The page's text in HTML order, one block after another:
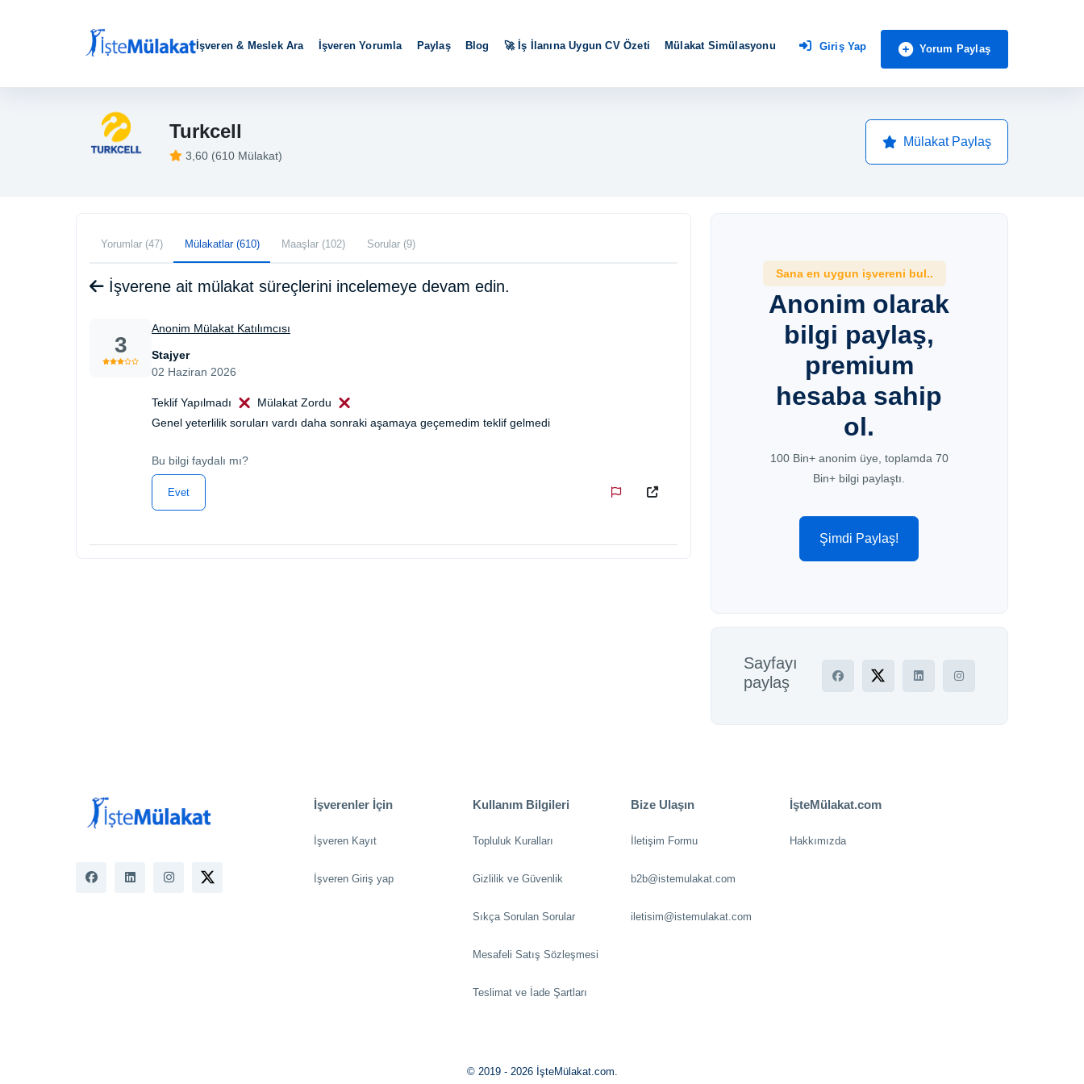
İşveren & Meslek Ara İşveren Yorumla Paylaş Blog 🚀 İş İlanına Uygun CV Özeti Mülakat Simülasyonu Giriş Yap Yorum Paylaş
Turkcell
3,60 (610 Mülakat)
Mülakat Paylaş
Yorumlar (47) Mülakatlar (610) Maaşlar (102) Sorular (9)
İşverene ait mülakat süreçlerini incelemeye devam edin.
3
Anonim Mülakat Katılımcısı
Stajyer
02 Haziran 2026
Teklif Yapılmadı
Mülakat Zordu
Genel yeterlilik soruları vardı daha sonraki aşamaya geçemedim teklif gelmedi
Bu bilgi faydalı mı?
Evet
Sana en uygun işvereni bul..
Anonim olarak
bilgi paylaş,
premium
hesaba sahip
ol.
100 Bin+ anonim üye, toplamda 70
Bin+ bilgi paylaştı.
Şimdi Paylaş!
Sayfayı
paylaş
İşverenler İçin
İşveren Kayıt
İşveren Giriş yap
Kullanım Bilgileri
Topluluk Kuralları
Gizlilik ve Güvenlik
Sıkça Sorulan Sorular
Mesafeli Satış Sözleşmesi
Teslimat ve İade Şartları
Bize Ulaşın
İletişim Formu
b2b@istemulakat.com
iletisim@istemulakat.com
İşteMülakat.com
Hakkımızda
© 2019 - 2026 İşteMülakat.com.